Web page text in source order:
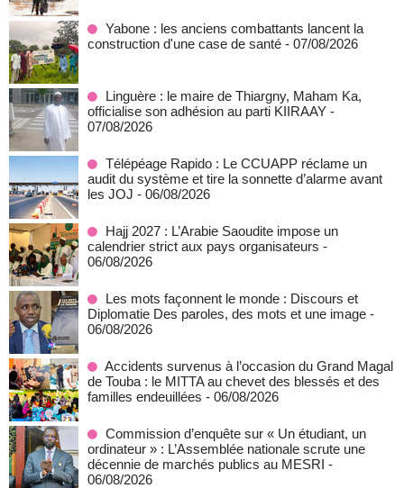
Yabone : les anciens combattants lancent la
construction d'une case de santé - 07/08/2026
Linguère : le maire de Thiargny, Maham Ka,
officialise son adhésion au parti KIIRAAY -
07/08/2026
Télépéage Rapido : Le CCUAPP réclame un
audit du système et tire la sonnette d’alarme avant
les JOJ - 06/08/2026
Hajj 2027 : L’Arabie Saoudite impose un
calendrier strict aux pays organisateurs -
06/08/2026
Les mots façonnent le monde : Discours et
Diplomatie Des paroles, des mots et une image -
06/08/2026
Accidents survenus à l’occasion du Grand Magal
de Touba : le MITTA au chevet des blessés et des
familles endeuillées - 06/08/2026
Commission d’enquête sur « Un étudiant, un
ordinateur » : L’Assemblée nationale scrute une
décennie de marchés publics au MESRI -
06/08/2026